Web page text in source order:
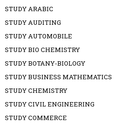
STUDY ARABIC
STUDY AUDITING
STUDY AUTOMOBILE
STUDY BIO CHEMISTRY
STUDY BOTANY-BIOLOGY
STUDY BUSINESS MATHEMATICS
STUDY CHEMISTRY
STUDY CIVIL ENGINEERING
STUDY COMMERCE